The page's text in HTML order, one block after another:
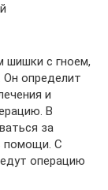
шишки с гноем,
Он определит
и
В
за
помощи. С
операцию